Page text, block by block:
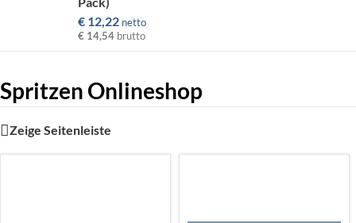
€ 12,22 netto
€ 14,54 brutto
Spritzen Onlineshop
Zeige Seitenleiste